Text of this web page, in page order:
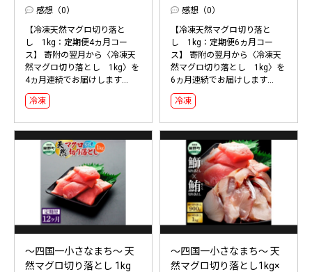
感想（0）
【冷凍天然マグロ切り落と
し 1kg：定期便4ヵ月コー
ス】 寄附の翌月から〈冷凍天
然マグロ切り落とし 1kg〉を
4ヵ月連続でお届けします...
冷凍
感想（0）
【冷凍天然マグロ切り落と
し 1kg：定期便6ヵ月コー
ス】 寄附の翌月から〈冷凍天
然マグロ切り落とし 1kg〉を
6ヵ月連続でお届けします...
冷凍
～四国一小さなまち～ 天
然マグロ切り落とし 1kg
～四国一小さなまち～ 天
然マグロ切り落とし1kg×